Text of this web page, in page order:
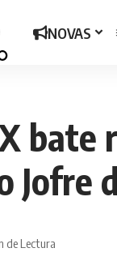
NOVAS
bate
Jofre
de Lectura